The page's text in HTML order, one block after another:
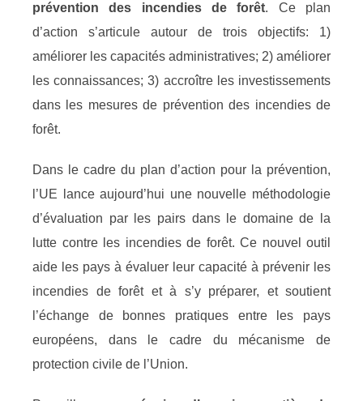
prévention des incendies de forêt. Ce plan
d’action s’articule autour de trois objectifs: 1)
améliorer les capacités administratives; 2) améliorer
les connaissances; 3) accroître les investissements
dans les mesures de prévention des incendies de
forêt.
Dans le cadre du plan d’action pour la prévention,
l’UE lance aujourd’hui une nouvelle méthodologie
d’évaluation par les pairs dans le domaine de la
lutte contre les incendies de forêt. Ce nouvel outil
aide les pays à évaluer leur capacité à prévenir les
incendies de forêt et à s’y préparer, et soutient
l’échange de bonnes pratiques entre les pays
européens, dans le cadre du mécanisme de
protection civile de l’Union.